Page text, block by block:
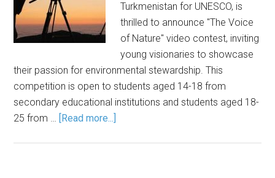
Turkmenistan for UNESCO, is
thrilled to announce "The Voice
of Nature" video contest, inviting
young visionaries to showcase
their passion for environmental stewardship. This
competition is open to students aged 14-18 from
secondary educational institutions and students aged 18-
25 from … [Read more...]